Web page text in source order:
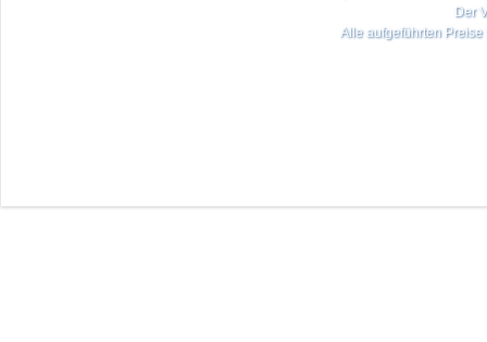
Der
Alle aufgeführten